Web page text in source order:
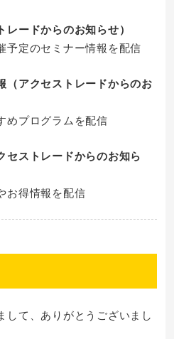
ードからのお知らせ）
定のセミナー情報を配信
（アクセストレードからのお
めプログラムを配信
セストレードからのお知ら
お得情報を配信
して、ありがとうございまし